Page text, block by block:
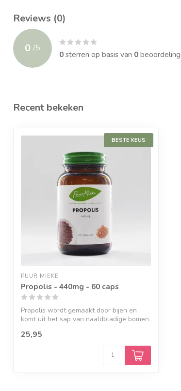
Reviews (0)
0 /5
0sterren op basis van 0
Recent bekeken
BESTE KEUS
PUUR MIEKE
Propolis - 440mg - 60 caps
Propolis wordt gemaakt door bijen en
komt uit het sap van naaldbladige bomen
25,95